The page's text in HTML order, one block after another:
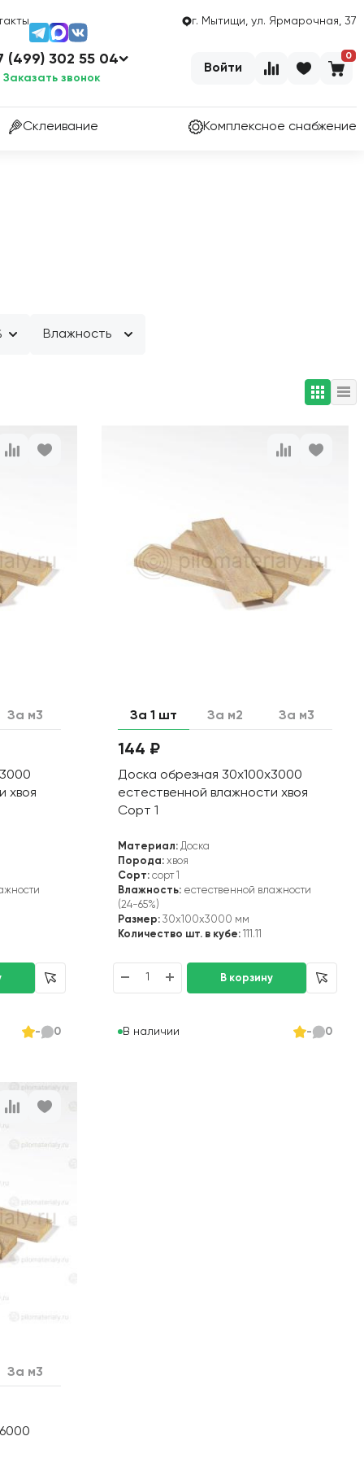
г. Мытищи, ул. Ярмарочная, 37
(499) 302 55 04
Заказать звонок
Войти
0
Склеивание Комплексное снабжение
Влажность
За м3
хвоя
- 0
За 1 шт За м2 За м3
144 ₽
Доска обрезная 30х100х3000
естественной влажности хвоя
Сорт 1
Материал: Доска
Порода: хвоя
Сорт: сорт 1
Влажность: естественной влажности
(24-65%)
Размер: 30x100x3000 мм
Количество шт. в кубе: 111.11
В наличии - 0
За м3